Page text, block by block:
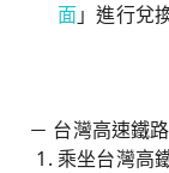
面」進行兌
－ 台灣高速鐵
乘坐台灣高